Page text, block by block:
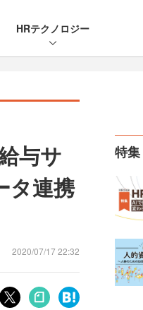
HRテクノロジー
与サ
タ連携
2020/07/17 22:32
特集